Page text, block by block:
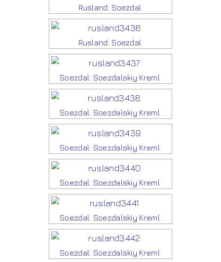
Rusland: Soezdal
Rusland: Soezdal
Soezdal: Soezdalskiy Kreml
Soezdal: Soezdalskiy Kreml
Soezdal: Soezdalskiy Kreml
Soezdal: Soezdalskiy Kreml
Soezdal: Soezdalskiy Kreml
Soezdal: Soezdalskiy Kreml